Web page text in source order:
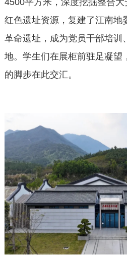
红色遗址资源，复建了江南地
革命遗址，成为党员干部培训
地。学生们在展柜前驻足凝望
的脚步在此交汇。